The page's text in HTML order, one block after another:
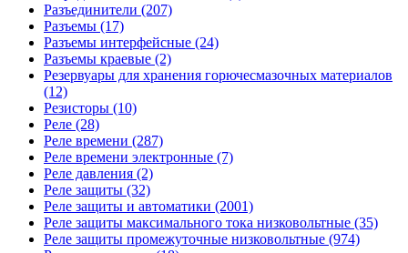
Разъединители (207)
Разъемы (17)
Разъемы интерфейсные (24)
Разъемы краевые (2)
Резервуары для хранения горючесмазочных материалов
(12)
Резисторы (10)
Реле (28)
Реле времени (287)
Реле времени электронные (7)
Реле давления (2)
Реле защиты (32)
Реле защиты и автоматики (2001)
Реле защиты максимального тока низковольтные (35)
Реле защиты промежуточные низковольтные (974)